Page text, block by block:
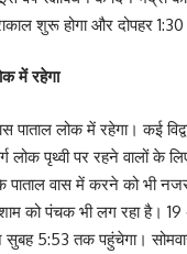
शुरू होगा और दोपहर
में रहेगा
पाताल लोक में रहेगा। कई
लोक पृथ्वी पर रहने वालों के
वास में करने को भी
शाम को पंचक भी लग रहा है।
5:53 तक पहुंचेगा।